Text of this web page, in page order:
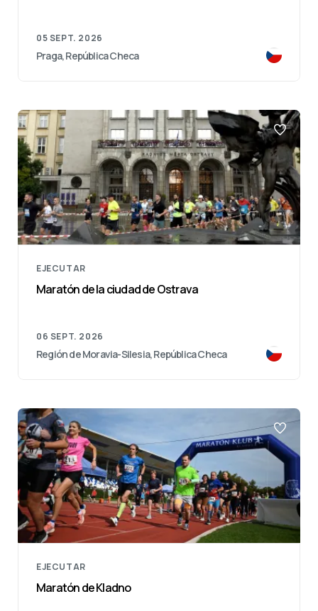
05 SEPT. 2026
Praga, República Checa
EJECUTAR
Maratón de la ciudad de Ostrava
06 SEPT. 2026
Región de Moravia-Silesia, República Checa
EJECUTAR
Maratón de Kladno